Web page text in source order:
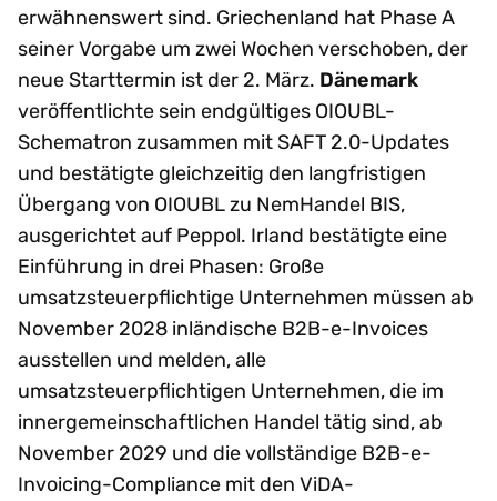
erwähnenswert sind. Griechenland hat Phase A
seiner Vorgabe um zwei Wochen verschoben, der
neue Starttermin ist der 2. März. Dänemark
veröffentlichte sein endgültiges OIOUBL-
Schematron zusammen mit SAFT 2.0-Updates
und bestätigte gleichzeitig den langfristigen
Übergang von OIOUBL zu NemHandel BIS,
ausgerichtet auf Peppol. Irland bestätigte eine
Einführung in drei Phasen: Große
umsatzsteuerpflichtige Unternehmen müssen ab
November 2028 inländische B2B-e-Invoices
ausstellen und melden, alle
umsatzsteuerpflichtigen Unternehmen, die im
innergemeinschaftlichen Handel tätig sind, ab
November 2029 und die vollständige B2B-e-
Invoicing-Compliance mit den ViDA-